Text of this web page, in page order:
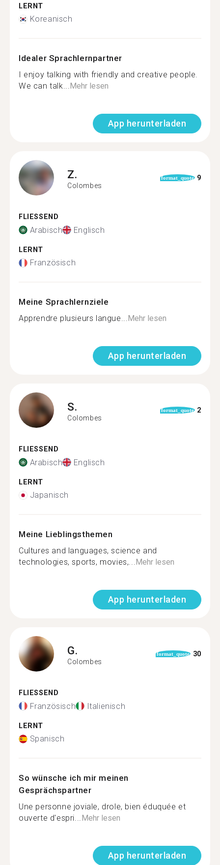
LERNT
Koreanisch
Idealer Sprachlernpartner
I enjoy talking with friendly and creative people.
We can talk...Mehr lesen
App herunterladen
Z.
Colombes
format_quote 9
FLIESSEND
Arabisch Englisch
LERNT
Französisch
Meine Sprachlernziele
Apprendre plusieurs langue...Mehr lesen
App herunterladen
S.
Colombes
format_quote 2
FLIESSEND
Arabisch Englisch
LERNT
Japanisch
Meine Lieblingsthemen
Cultures and languages, science and
technologies, sports, movies,...Mehr lesen
App herunterladen
G.
Colombes
format_quote 30
FLIESSEND
Französisch Italienisch
LERNT
Spanisch
So wünsche ich mir meinen
Gesprächspartner
Une personne joviale, drole, bien éduquée et
ouverte d'espri...Mehr lesen
App herunterladen